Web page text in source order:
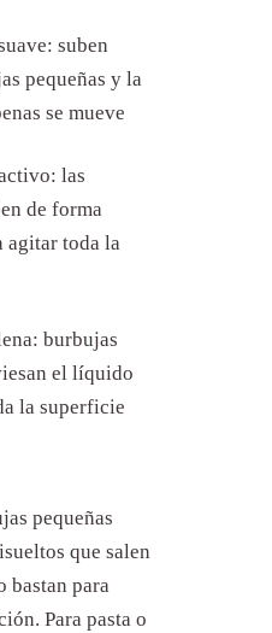
suben
pequeñas y la
se mueve
las
de forma
agitar toda la
burbujas
el líquido
la superficie
pequeñas
que salen
bastan para
Para pasta o